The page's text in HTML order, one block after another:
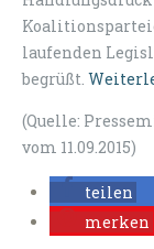
laufenden
begrüßt.
(Quelle:
vom 11.09.2015)
teilen
merken